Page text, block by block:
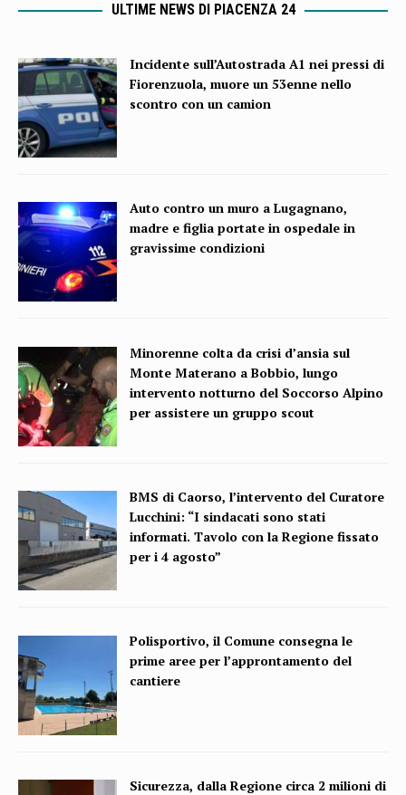
ULTIME NEWS DI PIACENZA 24
Incidente sull’Autostrada A1 nei pressi di
Fiorenzuola, muore un 53enne nello
scontro con un camion
Auto contro un muro a Lugagnano,
madre e figlia portate in ospedale in
gravissime condizioni
Minorenne colta da crisi d’ansia sul
Monte Materano a Bobbio, lungo
intervento notturno del Soccorso Alpino
per assistere un gruppo scout
BMS di Caorso, l’intervento del Curatore
Lucchini: “I sindacati sono stati
informati. Tavolo con la Regione fissato
per i 4 agosto”
Polisportivo, il Comune consegna le
prime aree per l’approntamento del
cantiere
Sicurezza, dalla Regione circa 2 milioni di